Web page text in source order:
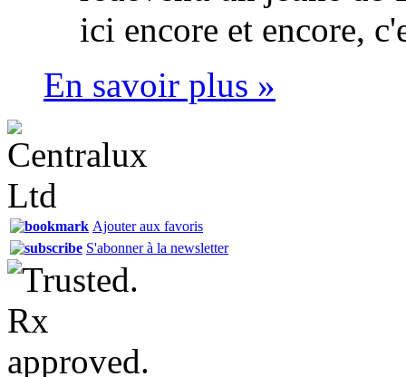
ici encore et encore,
En savoir plus »
Ajouter aux favoris
S'abonner à la newsletter